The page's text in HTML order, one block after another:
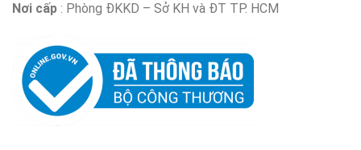
Nơi cấp : Phòng ĐKKD – Sở KH và ĐT TP. HCM